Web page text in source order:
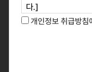
다.]
1. 개인정보 수집 목
3. 보유 및 이용기
개인정보 취급방침